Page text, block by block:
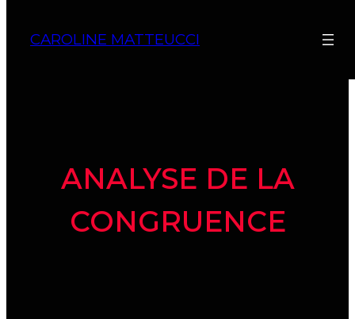
CAROLINE MATTEUCCI
ANALYSE DE LA
CONGRUENCE